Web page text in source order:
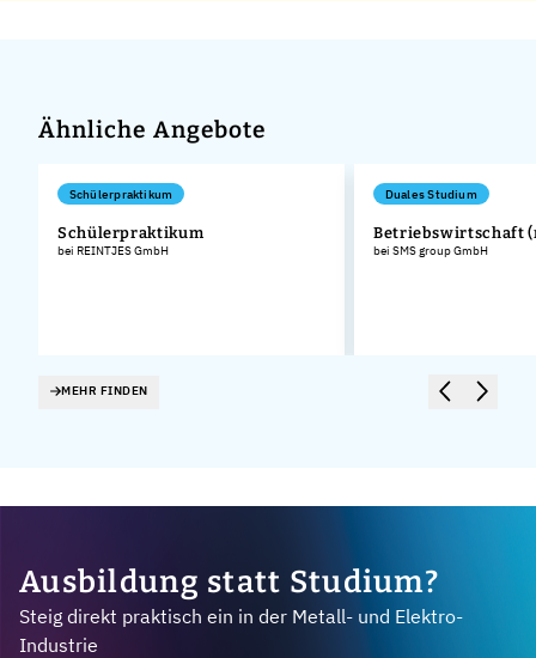
Ähnliche Angebote
Schülerpraktikum
Schülerpraktikum
bei REINTJES GmbH
Duales Studium
Betriebswirtschaft
bei SMS group GmbH
MEHR FINDEN
Ausbildung statt Studium?
Steig direkt praktisch ein in der Metall- und Elektro-
Industrie